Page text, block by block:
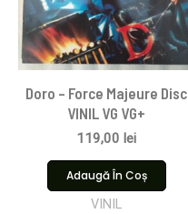
Doro – Force Majeure Disc
VINIL VG VG+
119,00 lei
Adaugă În Coș
VINIL